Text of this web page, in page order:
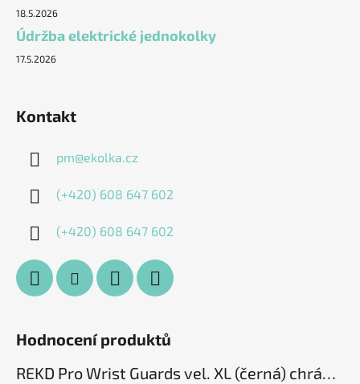
18.5.2026
Údržba elektrické jednokolky
17.5.2026
Kontakt
pm@ekolka.cz
(+420) 608 647 602
(+420) 608 647 602
Hodnocení produktů
REKD Pro Wrist Guards vel. XL (černá) chrániče zápěstí